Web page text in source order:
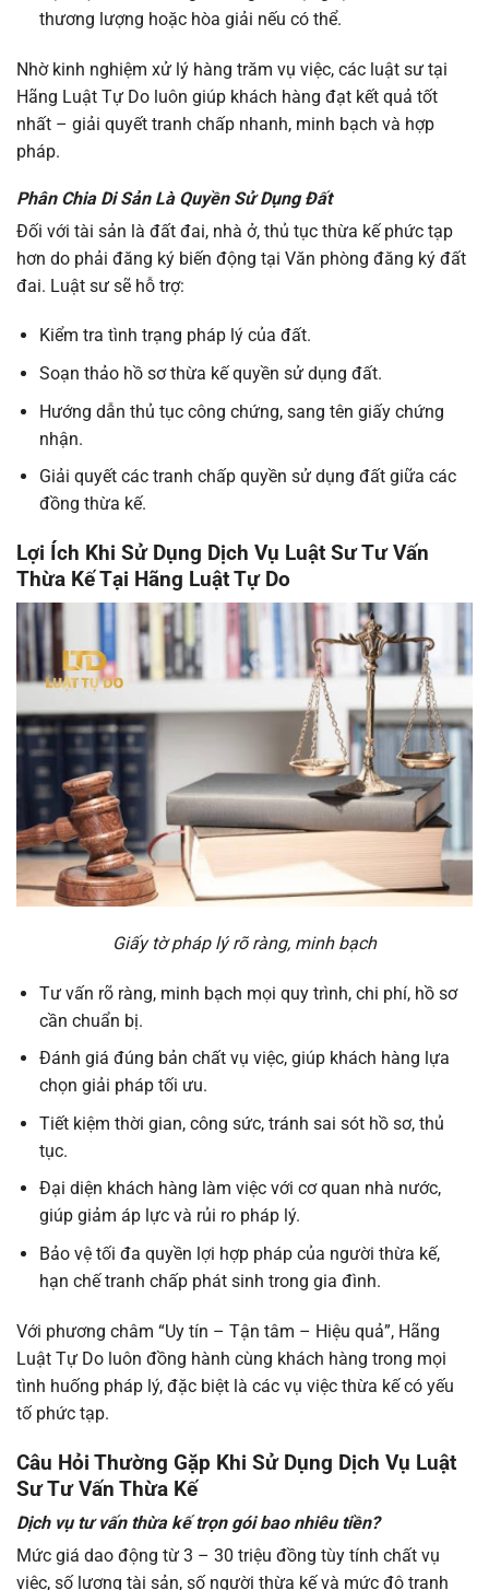
thương lượng hoặc hòa giải nếu có thể.
Nhờ kinh nghiệm xử lý hàng trăm vụ việc, các luật sư tại
Hãng Luật Tự Do luôn giúp khách hàng đạt kết quả tốt
nhất – giải quyết tranh chấp nhanh, minh bạch và hợp
pháp.
Phân Chia Di Sản Là Quyền Sử Dụng Đất
Đối với tài sản là đất đai, nhà ở, thủ tục thừa kế phức tạp
hơn do phải đăng ký biến động tại Văn phòng đăng ký đất
đai. Luật sư sẽ hỗ trợ:
Kiểm tra tình trạng pháp lý của đất.
Soạn thảo hồ sơ thừa kế quyền sử dụng đất.
Hướng dẫn thủ tục công chứng, sang tên giấy chứng
nhận.
Giải quyết các tranh chấp quyền sử dụng đất giữa các
đồng thừa kế.
Lợi Ích Khi Sử Dụng Dịch Vụ Luật Sư Tư Vấn
Thừa Kế Tại Hãng Luật Tự Do
Giấy tờ pháp lý rõ ràng, minh bạch
Tư vấn rõ ràng, minh bạch mọi quy trình, chi phí, hồ sơ
cần chuẩn bị.
Đánh giá đúng bản chất vụ việc, giúp khách hàng lựa
chọn giải pháp tối ưu.
Tiết kiệm thời gian, công sức, tránh sai sót hồ sơ, thủ
tục.
Đại diện khách hàng làm việc với cơ quan nhà nước,
giúp giảm áp lực và rủi ro pháp lý.
Bảo vệ tối đa quyền lợi hợp pháp của người thừa kế,
hạn chế tranh chấp phát sinh trong gia đình.
Với phương châm “Uy tín – Tận tâm – Hiệu quả”, Hãng
Luật Tự Do luôn đồng hành cùng khách hàng trong mọi
tình huống pháp lý, đặc biệt là các vụ việc thừa kế có yếu
tố phức tạp.
Câu Hỏi Thường Gặp Khi Sử Dụng Dịch Vụ Luật
Sư Tư Vấn Thừa Kế
Dịch vụ tư vấn thừa kế trọn gói bao nhiêu tiền?
Mức giá dao động từ 3 – 30 triệu đồng tùy tính chất vụ
việc, số lượng tài sản, số người thừa kế và mức độ tranh